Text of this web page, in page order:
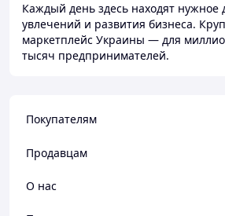
Каждый день здесь находят нужное
увлечений и развития бизнеса.
маркетплейс Украины — для
тысяч предпринимателей.
Покупателям
Продавцам
О нас